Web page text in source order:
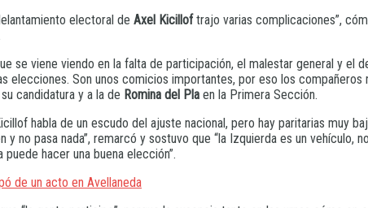
electoral de Axel Kicilloftrajo varias complicaciones”,
se viene viendo en la falta de participación, el malestar general y
elecciones. Son unos comicios importantes, por eso los
candidatura y a la de Romina del Pla en la Primera Sección.
habla de un escudo del ajuste nacional, pero hay paritarias muy
y no pasa nada”, remarcó y sostuvo que “la Izquierda es un
hacer una buena elección”.
de un acto en Avellaneda